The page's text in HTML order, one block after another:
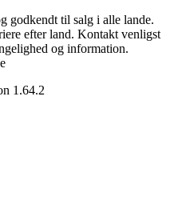
godkendt til salg i alle lande.
efter land. Kontakt venligst
og information.
1.64.2